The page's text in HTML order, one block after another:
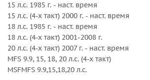
15 л.с. 1985 г. - наст. время
15 л.с. (4-х такт) 2000 г. - наст. время
18 л.с. 1985 г. - наст. время
18 л.с. (4-х такт) 2001-2008 г.
20 л.с. (4-х такт) 2007 г. - наст. время
MFS 9.9, 15, 18, 20 л.с. (4-х такт)
MSFMFS 9.9,15,18,20 л.с.